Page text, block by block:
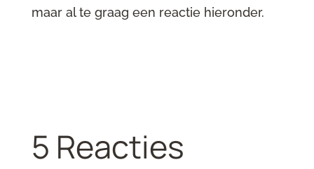
maar al te graag een reactie hieronder.
5 Reacties